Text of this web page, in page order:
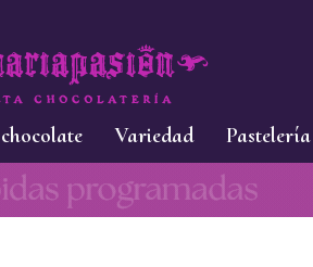
Variedad Pastelería